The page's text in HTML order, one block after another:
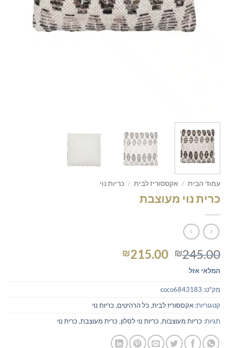
עמוד הבית / אקססוריז לבית / כריות נוי
כרית נוי מעוצבת
₪245.00
המחיר
היה:
₪245.00.
₪215.00
הוא:
המלאי אזל
מק"ט: coco6843183
קטגוריות: אקססוריז לבית, כל הרהיטים, כריות נוי
תגיות: כריות מעוצבות, כריות נוי לסלון, כרית מעוצבת, כרית נוי